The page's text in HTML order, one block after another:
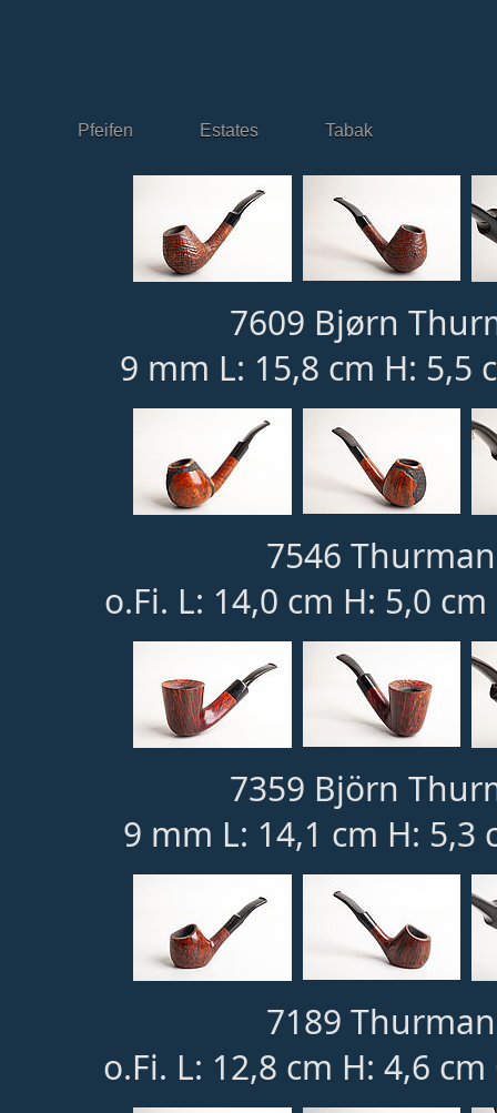
Pfeifen Estates Tabak
7609 Bjørn
9 mm L: 15,8 cm H: 5,5
7546
o.Fi. L: 14,0 cm H: 5,0
7359 Björn
9 mm L: 14,1 cm H: 5,3
7189
o.Fi. L: 12,8 cm H: 4,6